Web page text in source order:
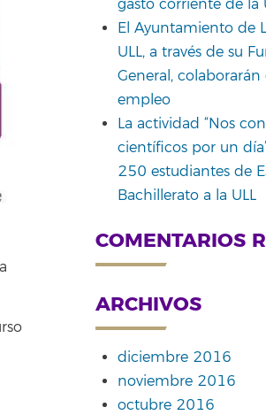
gasto corriente de la
El Ayuntamiento de
ULL, a través de su
General,
empleo
La actividad “Nos
científicos por un
250 estudiantes de
Bachillerato a la ULL
COMENTARIOS
ARCHIVOS
diciembre 2016
noviembre 2016
octubre 2016